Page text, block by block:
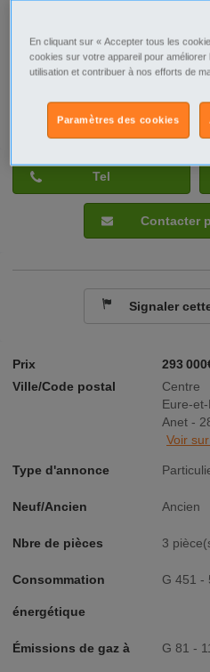
Prix
293
Ville/Code postal
Centre
Eure-
Anet -
Voir
Type d'annonce
Neuf/Ancien Ancien
Nbre de pièces 3
Consommation
énergétique
G 451 -
Émissions de gaz à G 81 -
Tel
Contacter
Signaler
En cliquant sur « Accepter tous les
cookies sur votre appareil pour
utilisation et contribuer à nos efforts de
Paramètres des cookies